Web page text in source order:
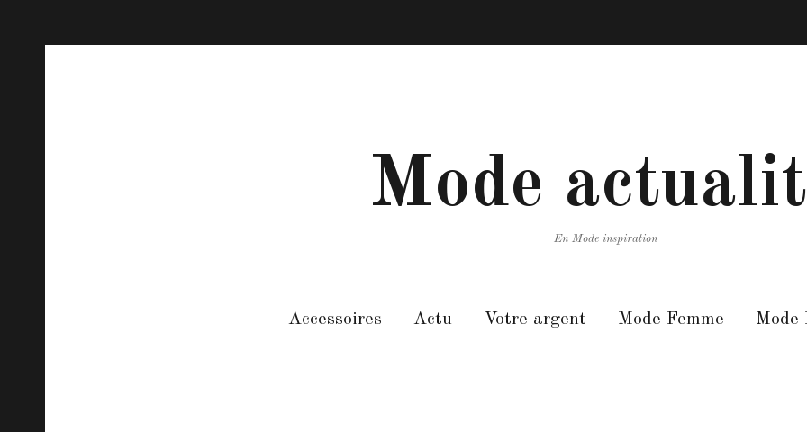
Mode
En Mode inspiration
Accessoires Actu Votre argent Mode Femme Mode